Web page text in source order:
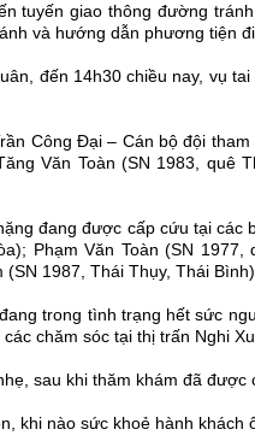
tuyến giao thông đường
và hướng dẫn phương tiện
đến 14h30 chiều nay, vụ
Công Đại – Cán bộ đội
Văn Toàn (SN 1983, quê
đang được cấp cứu tại các
Phạm Văn Toàn (SN
1987, Thái Thụy, Thái
trong tình trạng hết sức
chăm sóc tại thị trấn Nghi
sau khi thăm khám đã được
khi nào sức khoẻ hành